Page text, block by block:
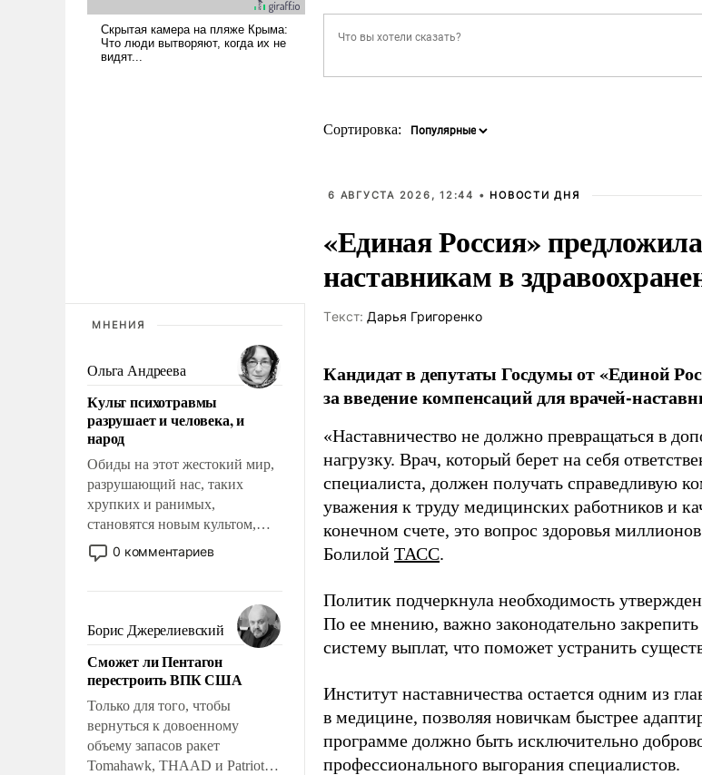
МНЕНИЯ
Ольга Андреева
Культ психотравмы
разрушает и человека, и
народ
Обиды на этот жестокий мир,
разрушающий нас, таких
хрупких и ранимых,
становятся новым культом,
постепенно вытесняя и
отменяя традиционное
мужественным и твердым под
ударами судьбы, брать на себя
ответственность, помогать
слабым, идти вперед и
адаптироваться.
0 комментариев
Борис Джерелиевский
Сможет ли Пентагон
перестроить ВПК США
Только для того, чтобы
вернуться к довоенному
объему запасов ракет
Tomahawk, THAAD и Patriot
Сортировка:
6 АВГУСТА 2026, 12:44 • НОВОСТИ ДНЯ
«Единая Россия»
наставникам в
Tекст: Дарья Григоренко
Кандидат в депутаты Госдумы от «Единой
за введение компенсаций для врачей-
«Наставничество не должно превращаться в
нагрузку. Врач, который берет на себя
специалиста, должен получать справедливую
уважения к труду медицинских работников и
конечном счете, это вопрос здоровья
Болилой ТАСС.
Политик подчеркнула необходимость
По ее мнению, важно законодательно
систему выплат, что поможет устранить
Институт наставничества остается одним из
в медицине, позволяя новичкам быстрее
программе должно быть исключительно
профессионального выгорания специалистов.